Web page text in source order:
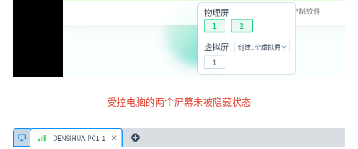
受控电脑的两个屏幕未被隐藏状态